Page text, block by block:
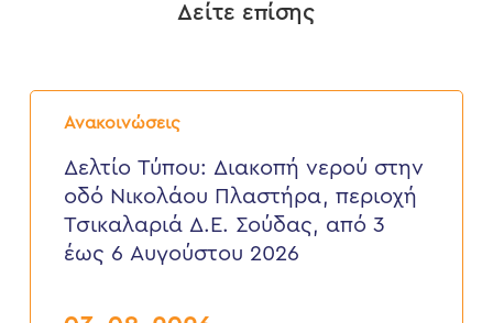
Δείτε επίσης
Ανακοινώσεις
Δελτίο
Τύπου:
νερού
στην
Νικολάου
Πλαστήρα,
περιοχή
Σούδας,
Δελτίο Τύπου: Διακοπή νερού στην
οδό Νικολάου Πλαστήρα, περιοχή
Τσικαλαριά Δ.Ε. Σούδας, από 3
έως 6 Αυγούστου 2026